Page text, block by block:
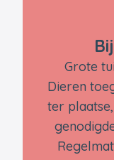
Grote
Dieren
ter